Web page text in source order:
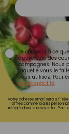
Je consens à ce
d'ouverture des
campagnes. Nous
laquelle vous le
vous utilisez. Pour
confidentialité.
Votre adresse email sera
offres commerciales
intégré dans la newsletter. Pour